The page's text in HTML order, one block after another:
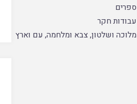
ספרים
עבודות חקר
מלוכה ושלטון, צבא ומלחמה, עם וארץ